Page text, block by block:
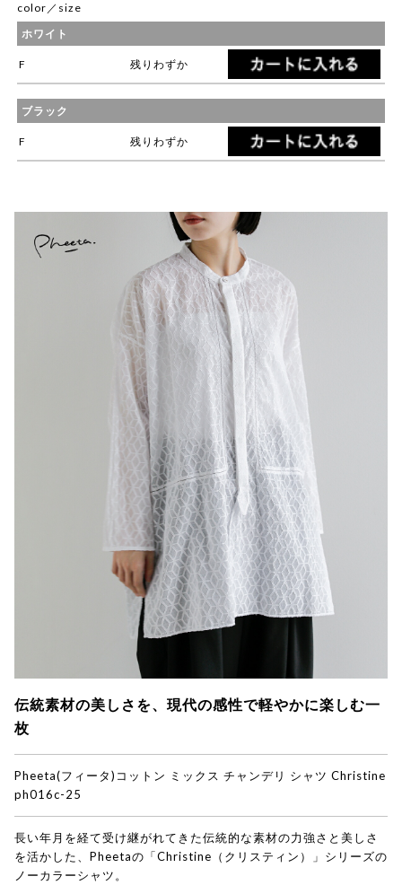
color／size
ホワイト
F 残りわずか
ブラック
F 残りわずか
伝統素材の美しさを、現代の感性で軽やかに楽しむ一
枚
Pheeta(フィータ) コットン ミックス チャンデリ シャツ Christine
ph016c-25
長い年月を経て受け継がれてきた伝統的な素材の力強さと美しさ
を活かした、Pheetaの「Christine（クリスティン）」シリーズの
ノーカラーシャツ。